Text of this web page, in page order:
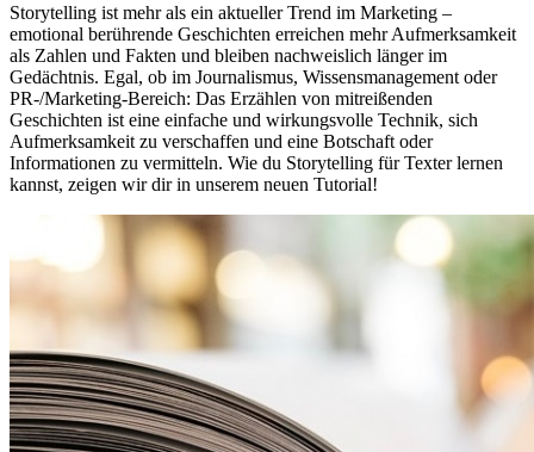
Storytelling ist mehr als ein aktueller Trend im Marketing –
emotional berührende Geschichten erreichen mehr Aufmerksamkeit
als Zahlen und Fakten und bleiben nachweislich länger im
Gedächtnis. Egal, ob im Journalismus, Wissensmanagement oder
PR-/Marketing-Bereich: Das Erzählen von mitreißenden
Geschichten ist eine einfache und wirkungsvolle Technik, sich
Aufmerksamkeit zu verschaffen und eine Botschaft oder
Informationen zu vermitteln. Wie du Storytelling für Texter lernen
kannst, zeigen wir dir in unserem neuen Tutorial!